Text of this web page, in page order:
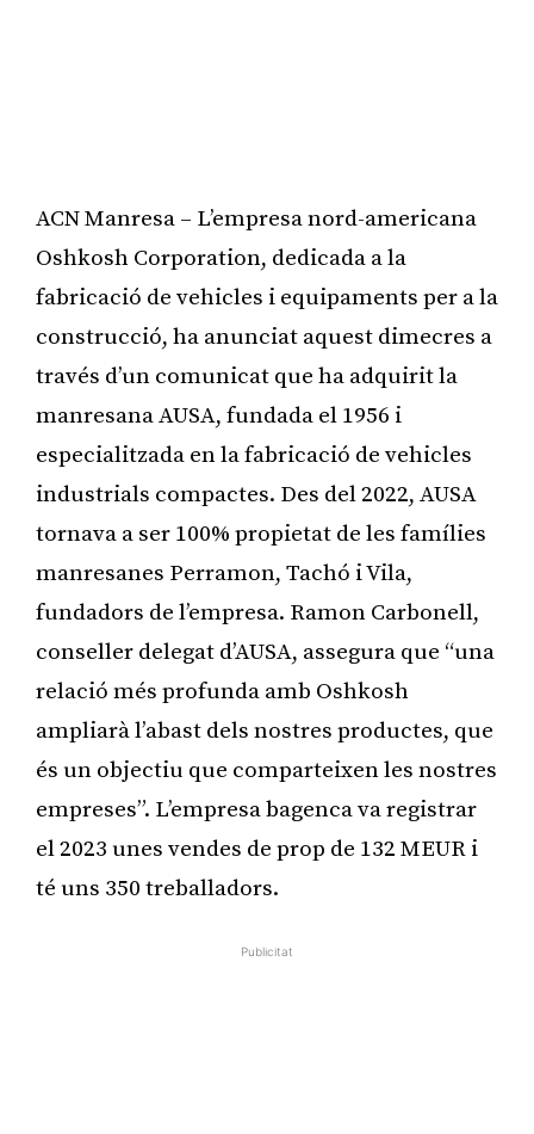
ACN Manresa – L’empresa nord-americana
Oshkosh Corporation, dedicada a la
fabricació de vehicles i equipaments per a la
construcció, ha anunciat aquest dimecres a
través d’un comunicat que ha adquirit la
manresana AUSA, fundada el 1956 i
especialitzada en la fabricació de vehicles
industrials compactes. Des del 2022, AUSA
tornava a ser 100% propietat de les famílies
manresanes Perramon, Tachó i Vila,
fundadors de l’empresa. Ramon Carbonell,
conseller delegat d’AUSA, assegura que “una
relació més profunda amb Oshkosh
ampliarà l’abast dels nostres productes, que
és un objectiu que comparteixen les nostres
empreses”. L’empresa bagenca va registrar
el 2023 unes vendes de prop de 132 MEUR i
té uns 350 treballadors.
Publicitat